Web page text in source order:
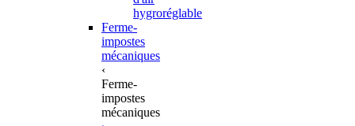
hygroréglable
Ferme-
impostes
mécaniques
‹
Ferme-
impostes
mécaniques